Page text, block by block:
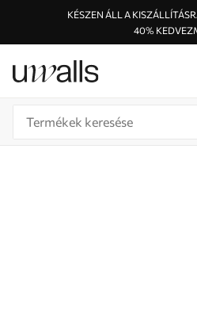
KÉSZEN ÁLL A
40%